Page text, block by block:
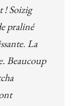
! Soizig
praliné
La
Beaucoup